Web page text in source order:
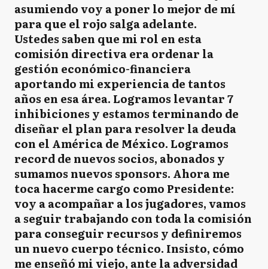
asumiendo voy a poner lo mejor de mí
para que el rojo salga adelante.
Ustedes saben que mi rol en esta
comisión directiva era ordenar la
gestión económico-financiera
aportando mi experiencia de tantos
años en esa área. Logramos levantar 7
inhibiciones y estamos terminando de
diseñar el plan para resolver la deuda
con el América de México. Logramos
record de nuevos socios, abonados y
sumamos nuevos sponsors. Ahora me
toca hacerme cargo como Presidente:
voy a acompañar a los jugadores, vamos
a seguir trabajando con toda la comisión
para conseguir recursos y definiremos
un nuevo cuerpo técnico. Insisto, cómo
me enseñó mi viejo, ante la adversidad